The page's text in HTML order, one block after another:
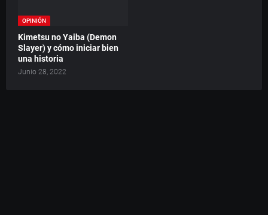
OPINIÓN
Kimetsu no Yaiba (Demon
Slayer) y cómo iniciar bien
una historia
Junio 28, 2022